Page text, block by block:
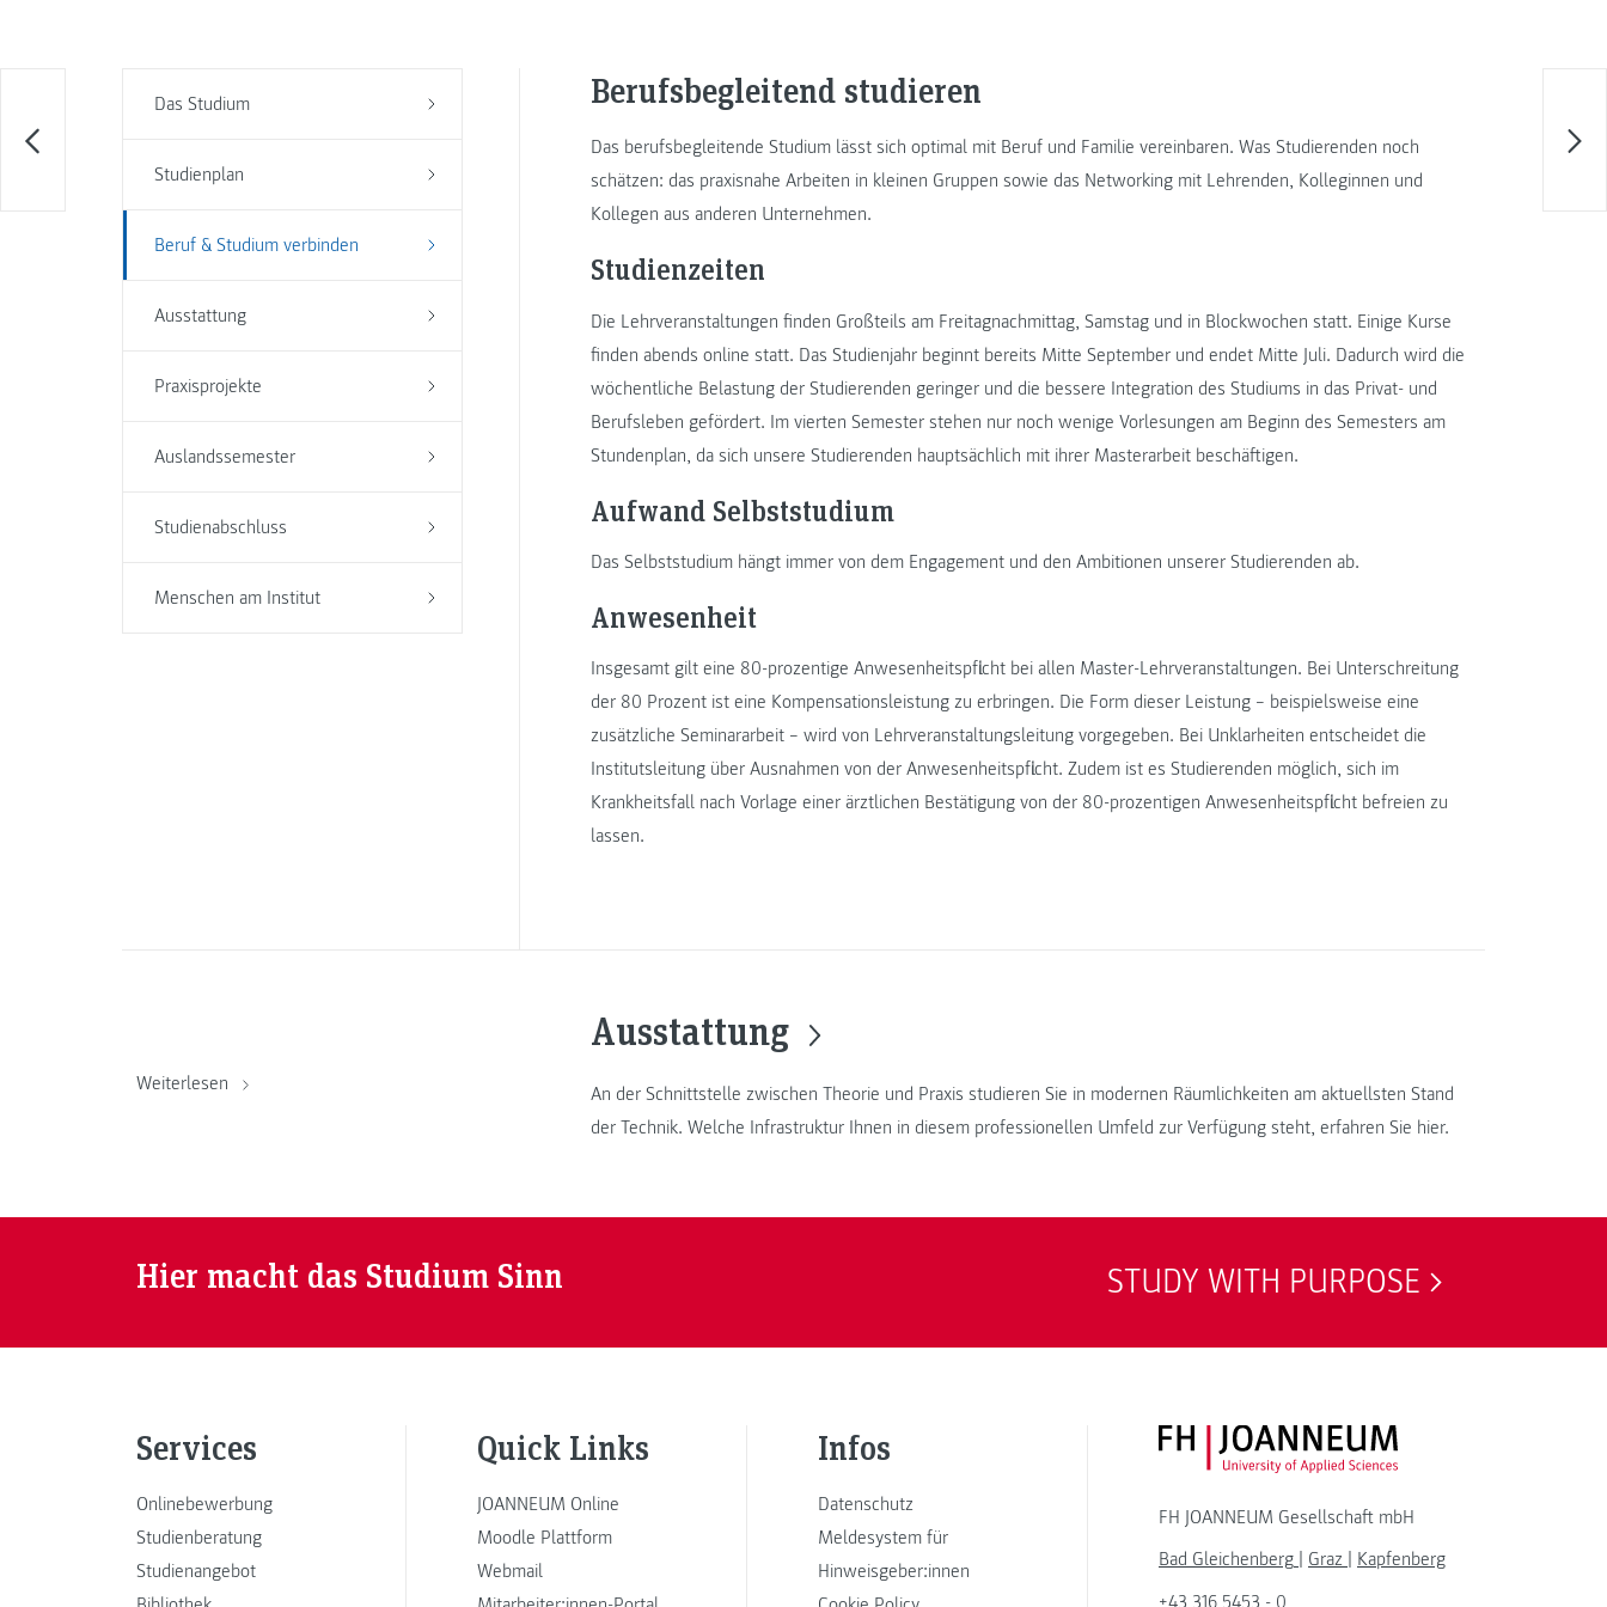
Das Studium
Studienplan
Beruf & Studium verbinden
Ausstattung
Praxisprojekte
Auslandssemester
Studienabschluss
Menschen am Institut
Berufsbegleitend studieren
Das berufsbegleitende Studium lässt sich optimal mit Beruf und Familie vereinbaren. Was Studierenden noch
schätzen: das praxisnahe Arbeiten in kleinen Gruppen sowie das Networking mit Lehrenden, Kolleginnen und
Kollegen aus anderen Unternehmen.
Studienzeiten
Die Lehrveranstaltungen finden Großteils am Freitagnachmittag, Samstag und in Blockwochen statt. Einige Kurse
finden abends online statt. Das Studienjahr beginnt bereits Mitte September und endet Mitte Juli. Dadurch wird die
wöchentliche Belastung der Studierenden geringer und die bessere Integration des Studiums in das Privat- und
Berufsleben gefördert. Im vierten Semester stehen nur noch wenige Vorlesungen am Beginn des Semesters am
Stundenplan, da sich unsere Studierenden hauptsächlich mit ihrer Masterarbeit beschäftigen.
Aufwand Selbststudium
Das Selbststudium hängt immer von dem Engagement und den Ambitionen unserer Studierenden ab.
Anwesenheit
Insgesamt gilt eine 80-prozentige Anwesenheitspflicht bei allen Master-Lehrveranstaltungen. Bei Unterschreitung
der 80 Prozent ist eine Kompensationsleistung zu erbringen. Die Form dieser Leistung – beispielsweise eine
zusätzliche Seminararbeit – wird von Lehrveranstaltungsleitung vorgegeben. Bei Unklarheiten entscheidet die
Institutsleitung über Ausnahmen von der Anwesenheitspflicht. Zudem ist es Studierenden möglich, sich im
Krankheitsfall nach Vorlage einer ärztlichen Bestätigung von der 80-prozentigen Anwesenheitspflicht befreien zu
lassen.
Weiterlesen
Ausstattung
An der Schnittstelle zwischen Theorie und Praxis studieren Sie in modernen Räumlichkeiten am aktuellsten Stand
der Technik. Welche Infrastruktur Ihnen in diesem professionellen Umfeld zur Verfügung steht, erfahren Sie hier.
Hier macht das Studium Sinn STUDY WITH PURPOSE
Services
Onlinebewerbung
Studienberatung
Studienangebot
Quick Links
JOANNEUM Online
Moodle Plattform
Webmail
Infos
Datenschutz
Meldesystem für
Hinweisgeber:innen
FH JOANNEUM Logo
FH JOANNEUM Gesellschaft mbH
Bad Gleichenberg
Graz
Kapfenberg
+43 316 5453 - 0